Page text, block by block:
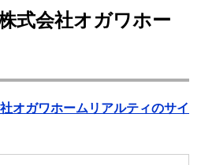
式会社オガワホー
オガワホームリアルティのサイ